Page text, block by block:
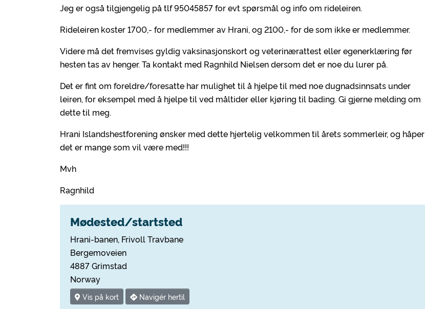
Jeg er også tilgjengelig på tlf 95045857 for evt spørsmål og info om rideleiren.
Rideleiren koster 1700,- for medlemmer av Hrani, og 2100,- for de som ikke er medlemmer.
Videre må det fremvises gyldig vaksinasjonskort og veterinærattest eller egenerklæring før
hesten tas av henger. Ta kontakt med Ragnhild Nielsen dersom det er noe du lurer på.
Det er fint om foreldre/foresatte har mulighet til å hjelpe til med noe dugnadsinnsats under
leiren, for eksempel med å hjelpe til ved måltider eller kjøring til bading. Gi gjerne melding om
dette til meg.
Hrani Islandshestforening ønsker med dette hjertelig velkommen til årets sommerleir, og håper
det er mange som vil være med!!!
Mvh
Ragnhild
Mødested/startsted
Hrani-banen, Frivoll Travbane
Bergemoveien
4887 Grimstad
Norway
Vis på kort Navigér hertil